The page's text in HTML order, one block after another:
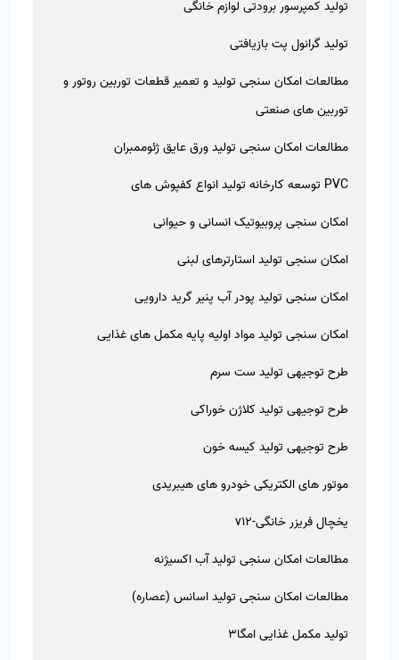
تولید کمپرسور برودتی لوازم خانگی
تولید گرانول پت بازیافتی
مطالعات امکان سنجی تولید و تعمیر قطعات توربین روتور و
توربین های صنعتی
مطالعات امکان سنجی تولید ورق عایق ژئوممبران
PVC توسعه کارخانه تولید انواع کفپوش های
امکان سنجی پروبیوتیک انسانی و حیوانی
امکان سنجی تولید استارترهای لبنی
امکان سنجی تولید پودر آب پنیر گرید دارویی
امکان سنجی تولید مواد اولیه پایه مکمل های غذایی
طرح توجیهی تولید ست سرم
طرح توجیهی تولید کلاژن خوراکی
طرح توجیهی تولید کیسه خون
موتور های الکتریکی خودرو های هیبریدی
یخچال فریزر خانگی-v12
مطالعات امکان سنجی تولید آب اکسیژنه
مطالعات امکان سنجی تولید اسانس (عصاره)
تولید مکمل غذایی امگا3